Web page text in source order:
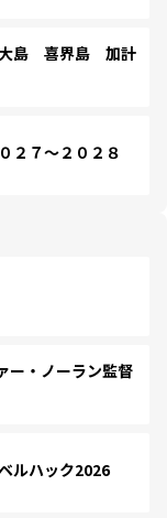
島 喜界島 加計
７～２０２８
ー・ノーラン監督
ルハック2026